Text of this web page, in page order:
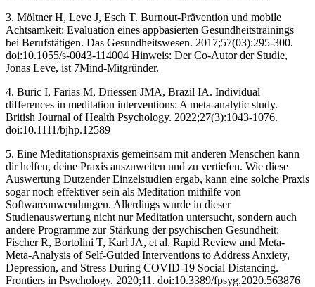
3. Möltner H, Leve J, Esch T. Burnout-Prävention und mobile
Achtsamkeit: Evaluation eines appbasierten Gesundheitstrainings
bei Berufstätigen. Das Gesundheitswesen. 2017;57(03):295-300.
doi:10.1055/s-0043-114004 Hinweis: Der Co-Autor der Studie,
Jonas Leve, ist 7Mind-Mitgründer.
4. Buric I, Farias M, Driessen JMA, Brazil IA. Individual
differences in meditation interventions: A meta‐analytic study.
British Journal of Health Psychology. 2022;27(3):1043-1076.
doi:10.1111/bjhp.12589
5. Eine Meditationspraxis gemeinsam mit anderen Menschen kann
dir helfen, deine Praxis auszuweiten und zu vertiefen. Wie diese
Auswertung Dutzender Einzelstudien ergab, kann eine solche Praxis
sogar noch effektiver sein als Meditation mithilfe von
Softwareanwendungen. Allerdings wurde in dieser
Studienauswertung nicht nur Meditation untersucht, sondern auch
andere Programme zur Stärkung der psychischen Gesundheit:
Fischer R, Bortolini T, Karl JA, et al. Rapid Review and Meta-
Meta-Analysis of Self-Guided Interventions to Address Anxiety,
Depression, and Stress During COVID-19 Social Distancing.
Frontiers in Psychology. 2020;11. doi:10.3389/fpsyg.2020.563876